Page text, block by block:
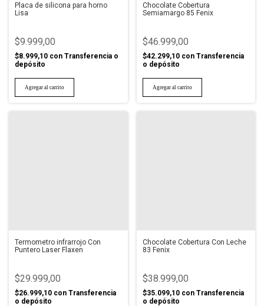
Placa de silicona para horno
Lisa
$9.999,00
$8.999,10 con Transferencia o
depósito
Chocolate Cobertura
Semiamargo 85 Fenix
$46.999,00
$42.299,10 con Transferencia
o depósito
Termometro infrarrojo Con
Puntero Laser Flaxen
$29.999,00
$26.999,10 con Transferencia
o depósito
Chocolate Cobertura Con Leche
83 Fenix
$38.999,00
$35.099,10 con Transferencia
o depósito